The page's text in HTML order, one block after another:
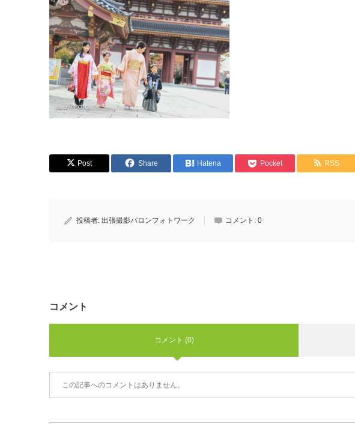
Post Share Hatena Pocket RSS
投稿者: 出張撮影バロンフォトワーク コメント: 0
コメント
コメント (0)
この記事へのコメントはありません。